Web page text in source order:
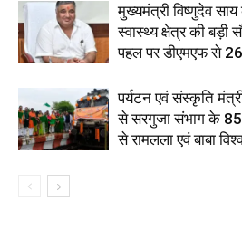
मुख्यमंत्री विष्णुदेव
स्वास्थ्य क्षेत्र की बड़ी
पहल पर डीएमएफ से
पर्यटन एवं संस्कृति
से सरगुजा संभाग के
से रामलला एवं बाबा